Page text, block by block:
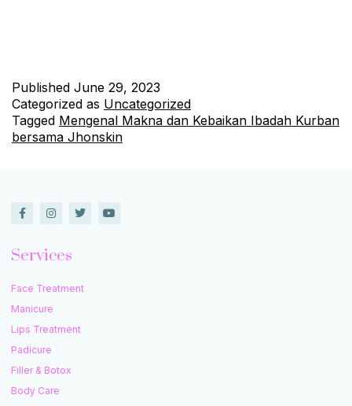
Published June 29, 2023
Categorized as Uncategorized
Tagged Mengenal Makna dan Kebaikan Ibadah Kurban
bersama Jhonskin
Services
Face Treatment
Manicure
Lips Treatment
Padicure
Filler & Botox
Body Care